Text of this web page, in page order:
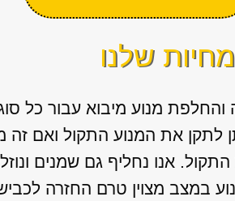
שלנו
והחלפת מנוע מיבוא עבור כל
לתקן את המנוע התקול ואם
אנו נחליף גם שמנים
במצב מצוין טרם החזרה